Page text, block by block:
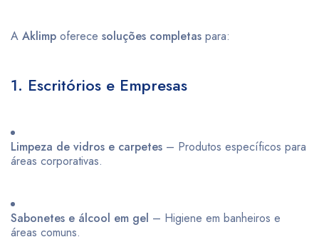
A Aklimp oferece soluções completas para:
1. Escritórios e Empresas
Limpeza de vidros e carpetes – Produtos específicos para
áreas corporativas.
Sabonetes e álcool em gel – Higiene em banheiros e
áreas comuns.